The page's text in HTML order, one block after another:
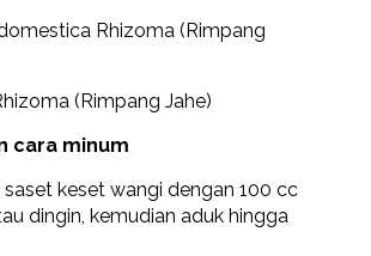
Rhizoma (Rimpang
(Rimpang Jahe)
cara minum
saset keset wangi dengan 100 cc
dingin, kemudian aduk hingga